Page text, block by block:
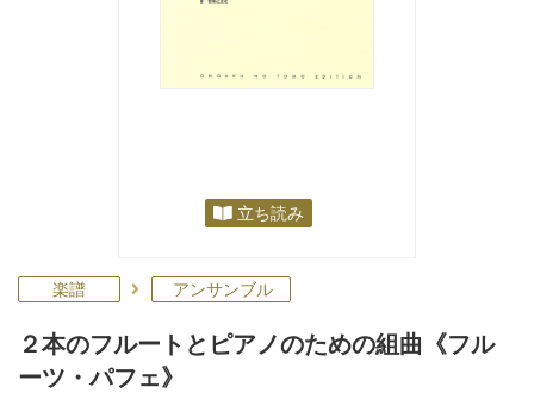
立ち読み
楽譜 アンサンブル
２本のフルートとピアノのための組曲《フル
ーツ・パフェ》